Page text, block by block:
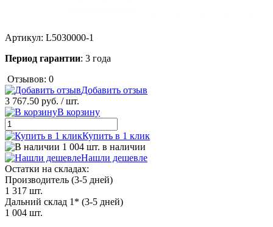
Артикул: L5030000-1
Период гарантии: 3 года
Отзывов: 0
Добавить отзыв
3 767.50 руб. / шт.
В корзину
Купить в 1 клик
1 004 шт. в наличии
Нашли дешевле
Остатки на складах:
Производитель (3-5 дней)
1 317 шт.
Дальний склад 1* (3-5 дней)
1 004 шт.